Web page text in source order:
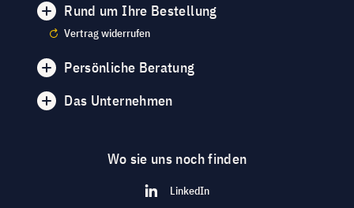
Rund um Ihre Bestellung
Vertrag widerrufen
Persönliche Beratung
Das Unternehmen
Wo sie uns noch finden
LinkedIn